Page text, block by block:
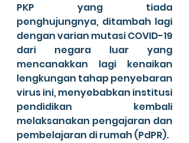
PKP yang tiada
penghujungnya, ditambah lagi
dengan varian mutasi COVID-19
dari negara luar yang
mencanakkan lagi kenaikan
lengkungan tahap penyebaran
virus ini, menyebabkan institusi
pendidikan kembali
melaksanakan pengajaran dan
pembelajaran di rumah (PdPR).